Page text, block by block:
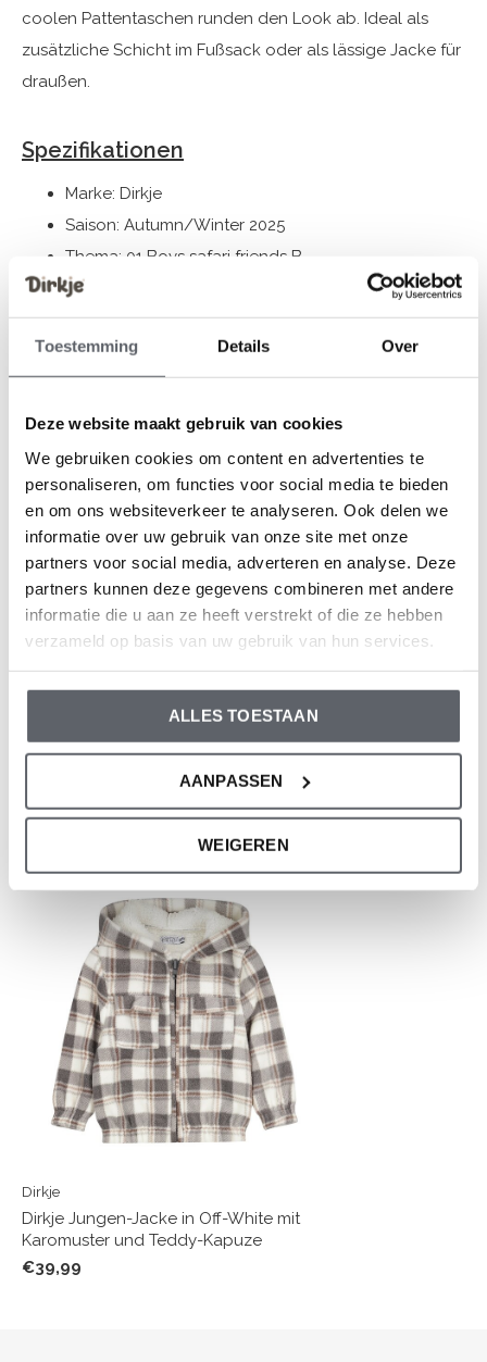
Toestemming Details Over
Deze website maakt gebruik van cookies
We gebruiken cookies om content en advertenties te
personaliseren, om functies voor social media te bieden
en om ons websiteverkeer te analyseren. Ook delen we
informatie over uw gebruik van onze site met onze
partners voor social media, adverteren en analyse. Deze
partners kunnen deze gegevens combineren met andere
informatie die u aan ze heeft verstrekt of die ze hebben
verzameld op basis van uw gebruik van hun services.
ALLES TOESTAAN
AANPASSEN
WEIGEREN
coolen Pattentaschen runden den Look ab. Ideal als
zusätzliche Schicht im Fußsack oder als lässige Jacke für
draußen.
Spezifikationen
Marke: Dirkje
Saison: Autumn/Winter 2025
Thema: 01 Boys safari friends B
Kollektion: Jungenkleidung (92-164) /
Babykleidung (44-86)
Geschlecht: Jungen
Farbe: Off white
Zusammensetzung: 100% Polyester
Die Bekleidung von Dirkje fällt größengerecht aus. Wir
empfehlen, die Größe auf der Basis der Körpergröße
Ihres Kindes auszuwählen.
Sollten Sie zweifeln, klicken Sie
Größentabelle.
0
Dirkje
Dirkje Jungen-Jacke in Off-White mit
Karomuster und Teddy-Kapuze
€39,99